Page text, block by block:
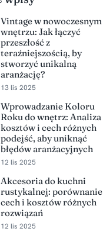
Vintage w nowoczesnym
wnętrzu: Jak łączyć
przeszłość z
teraźniejszością, by
stworzyć unikalną
aranżację?
13 lis 2025
Wprowadzanie Koloru
Roku do wnętrz: Analiza
kosztów i cech różnych
podejść, aby uniknąć
błędów aranżacyjnych
12 lis 2025
Akcesoria do kuchni
rustykalnej: porównanie
cech i kosztów różnych
rozwiązań
12 lis 2025